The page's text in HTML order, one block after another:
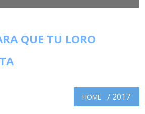
QUE TU LORO
HOME 2017